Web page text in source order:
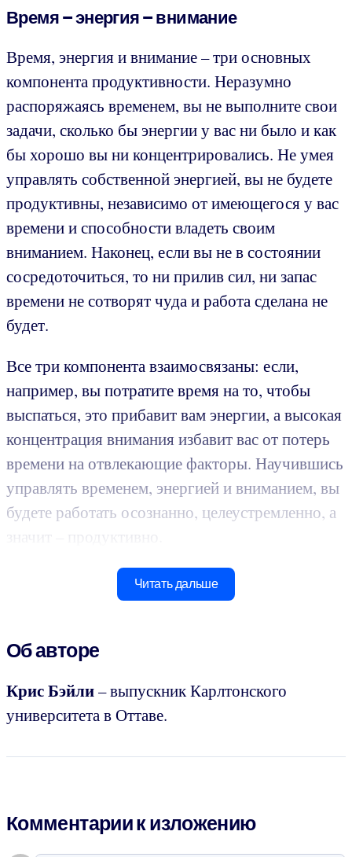
Время – энергия – внимание
Время, энергия и внимание – три основных
компонента продуктивности. Неразумно
распоряжаясь временем, вы не выполните свои
задачи, сколько бы энергии у вас ни было и как
бы хорошо вы ни концентрировались. Не умея
управлять собственной энергией, вы не будете
продуктивны, независимо от имеющегося у вас
времени и способности владеть своим
вниманием. Наконец, если вы не в состоянии
сосредоточиться, то ни прилив сил, ни запас
времени не сотворят чуда и работа сделана не
будет.
Все три компонента взаимосвязаны: если,
например, вы потратите время на то, чтобы
выспаться, это прибавит вам энергии, а высокая
концентрация внимания избавит вас от потерь
времени на отвлекающие факторы. Научившись
управлять временем, энергией и вниманием, вы
будете работать осознанно, целеустремленно, а
Читать дальше
Об авторе
Крис Бэйли– выпускник Карлтонского
университета в Оттаве.
Комментарии к изложению